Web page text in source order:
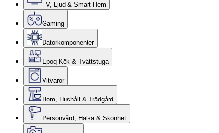
TV, Ljud & Smart Hem
Gaming
Datorkomponenter
Epoq Kök & Tvättstuga
Vitvaror
Hem, Hushåll & Trädgård
Personvård, Hälsa & Skönhet